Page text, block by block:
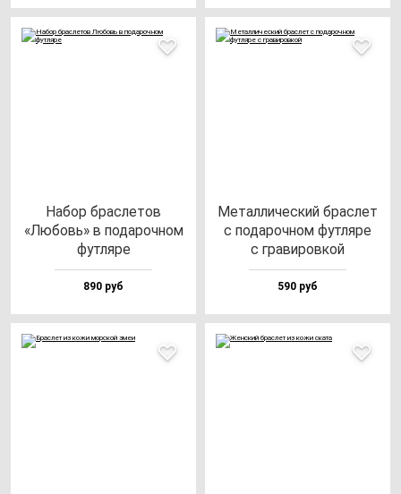
Набор брас­ле­тов
«Любовь» в по­да­роч­ном
фут­ля­ре
890 руб
Метал­ли­чес­кий брас­лет
с по­да­роч­ном фут­ля­ре
с гра­ви­ров­кой
590 руб